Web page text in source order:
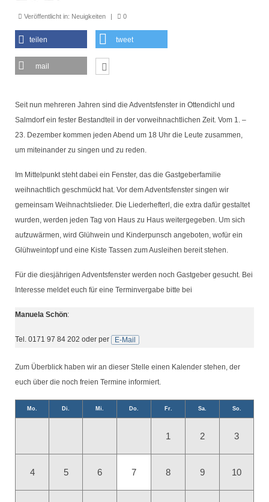
Kulturfahrten
Bilder und Berichte
Unser Verein
Heimat der BVO
Vereinsorgane
Chronik Vorstand und Ausschuss
Unser Ort
Veröffentlicht in: Neuigkeiten 0
teilen tweet
mail
Seit nun mehreren Jahren sind die Adventsfenster in Ottendichl und
Salmdorf ein fester Bestandteil in der vorweihnachtlichen Zeit. Vom 1. –
23. Dezember kommen jeden Abend um 18 Uhr die Leute zusammen,
um miteinander zu singen und zu reden.
Im Mittelpunkt steht dabei ein Fenster, das die Gastgeberfamilie
weihnachtlich geschmückt hat. Vor dem Adventsfenster singen wir
gemeinsam Weihnachtslieder. Die Liederhefterl, die extra dafür gestaltet
wurden, werden jeden Tag von Haus zu Haus weitergegeben. Um sich
aufzuwärmen, wird Glühwein und Kinderpunsch angeboten, wofür ein
Glühweintopf und eine Kiste Tassen zum Ausleihen bereit stehen.
Für die diesjährigen Adventsfenster werden noch Gastgeber gesucht. Bei
Interesse meldet euch für eine Terminvergabe bitte bei
Manuela Schön:
Tel. 0171 97 84 202 oder per E-Mail
Zum Überblick haben wir an dieser Stelle einen Kalender stehen, der
euch über die noch freien Termine informiert.
Mo. Di. Mi. Do. Fr. Sa. So.
1 2 3
4 5 6 7 8 9 10